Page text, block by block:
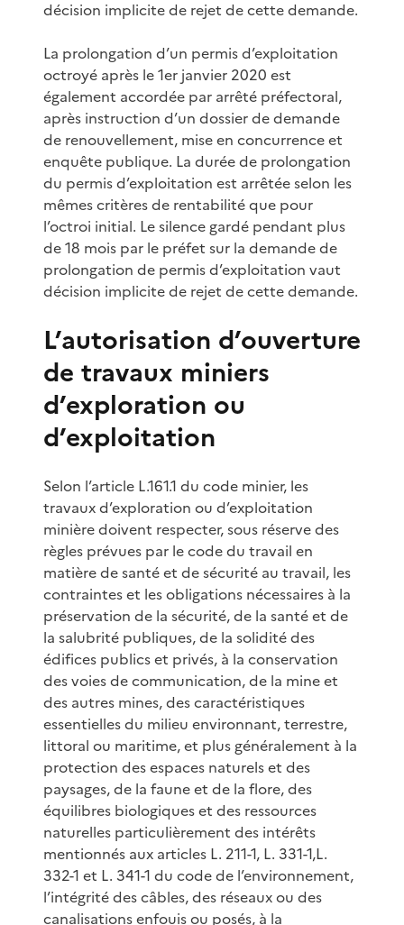
décision implicite de rejet de cette demande.
La prolongation d’un permis d’exploitation
octroyé après le 1er janvier 2020 est
également accordée par arrêté préfectoral,
après instruction d’un dossier de demande
de renouvellement, mise en concurrence et
enquête publique. La durée de prolongation
du permis d’exploitation est arrêtée selon les
mêmes critères de rentabilité que pour
l’octroi initial. Le silence gardé pendant plus
de 18 mois par le préfet sur la demande de
prolongation de permis d’exploitation vaut
décision implicite de rejet de cette demande.
L’autorisation d’ouverture
de travaux miniers
d’exploration ou
d’exploitation
Selon l’article L.161.1 du code minier, les
travaux d’exploration ou d’exploitation
minière doivent respecter, sous réserve des
règles prévues par le code du travail en
matière de santé et de sécurité au travail, les
contraintes et les obligations nécessaires à la
préservation de la sécurité, de la santé et de
la salubrité publiques, de la solidité des
édifices publics et privés, à la conservation
des voies de communication, de la mine et
des autres mines, des caractéristiques
essentielles du milieu environnant, terrestre,
littoral ou maritime, et plus généralement à la
protection des espaces naturels et des
paysages, de la faune et de la flore, des
équilibres biologiques et des ressources
naturelles particulièrement des intérêts
mentionnés aux articles L. 211-1, L. 331-1,L.
332-1 et L. 341-1 du code de l’environnement,
l’intégrité des câbles, des réseaux ou des
canalisations enfouis ou posés, à la